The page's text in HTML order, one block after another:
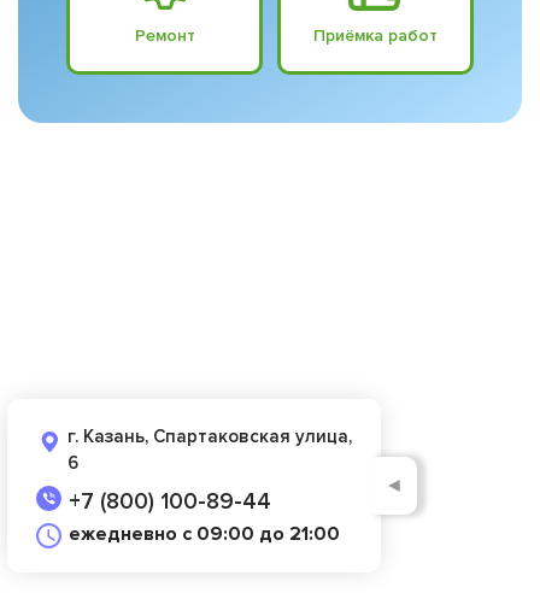
Ремонт Приёмка работ
г. Казань, Спартаковская улица,
6
+7 (800) 100-89-44
ежедневно с 09:00 до 21:00
◄